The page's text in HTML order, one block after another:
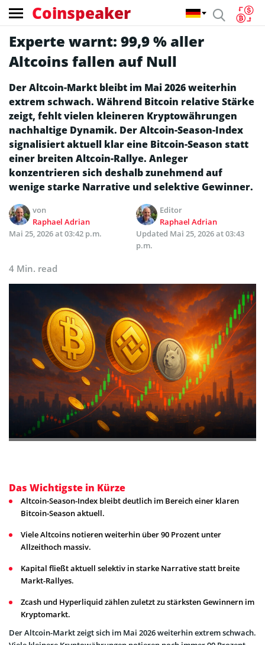
Coinspeaker
Experte warnt: 99,9 % aller
Altcoins fallen auf Null
Der Altcoin-Markt bleibt im Mai 2026 weiterhin
extrem schwach. Während Bitcoin relative Stärke
zeigt, fehlt vielen kleineren Kryptowährungen
nachhaltige Dynamik. Der Altcoin-Season-Index
signalisiert aktuell klar eine Bitcoin-Season statt
einer breiten Altcoin-Rallye. Anleger
konzentrieren sich deshalb zunehmend auf
wenige starke Narrative und selektive Gewinner.
von
Raphael Adrian
Editor
Raphael Adrian
Mai 25, 2026 at 03:42 p.m.
Updated Mai 25, 2026 at 03:43
p.m.
4 Min. read
Das Wichtigste in Kürze
Altcoin-Season-Index bleibt deutlich im Bereich einer klaren
Bitcoin-Season aktuell.
Viele Altcoins notieren weiterhin über 90 Prozent unter
Allzeithoch massiv.
Kapital fließt aktuell selektiv in starke Narrative statt breite
Markt-Rallyes.
Zcash und Hyperliquid zählen zuletzt zu stärksten Gewinnern im
Kryptomarkt.
Der Altcoin-Markt zeigt sich im Mai 2026 weiterhin extrem schwach.